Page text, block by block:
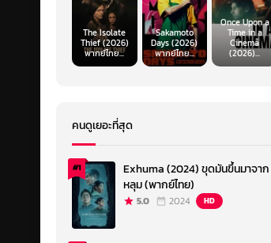
The Isolate
Thief (2026)
พากย์ไทย...
Sakamoto
Days (2026)
พากย์ไทย...
Once Upon a
Time in a
Cinema
(2026)...
คนดูเยอะที่สุด
#1
Exhuma (2024) ขุดมันขึ้นมาจาก
หลุม (พากย์ไทย)
5.0 2024 HD